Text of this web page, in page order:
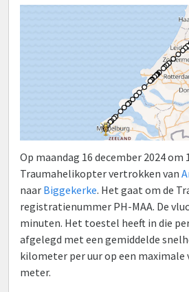
Op maandag 16 december 2024 om
Traumahelikopter vertrokken van
naar Biggekerke. Het gaat om de
registratienummer PH-MAA. De
minuten. Het toestel heeft in die
afgelegd met een gemiddelde
kilometer per uur op een maximale
meter.